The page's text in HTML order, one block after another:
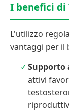
I benefici di
L'utilizzo
vantaggi per il
Supporto
attivi